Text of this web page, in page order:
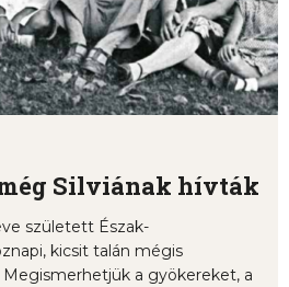
Silviának hívták
született Észak-
kicsit talán mégis
a gyökereket, a